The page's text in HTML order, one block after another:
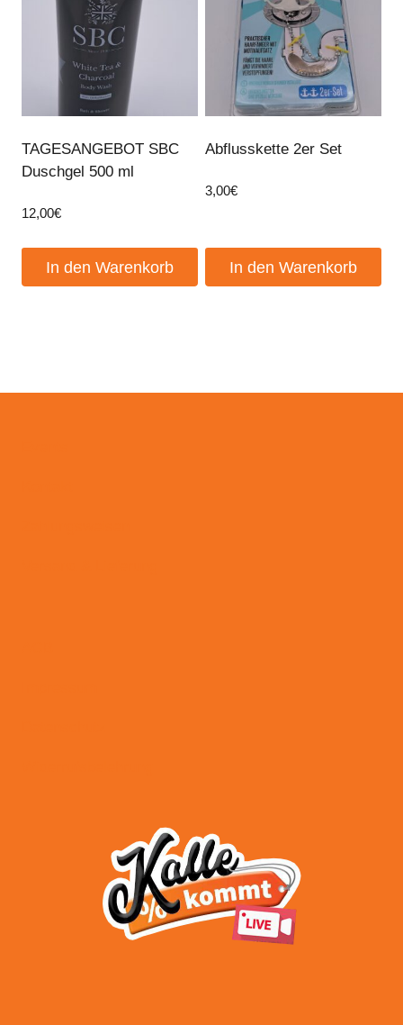
TAGESANGEBOT SBC
Duschgel 500 ml
12,00€
In den Warenkorb
Abflusskette 2er Set
3,00€
In den Warenkorb